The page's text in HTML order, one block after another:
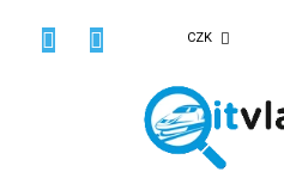
CZK